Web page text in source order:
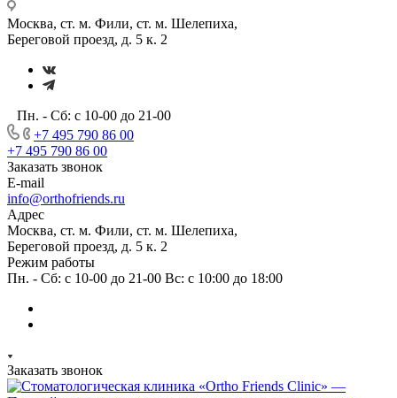
Москва, ст. м. Фили, ст. м. Шелепиха,
Береговой проезд, д. 5 к. 2
Пн. - Сб: с 10-00 до 21-00
+7 495 790 86 00
+7 495 790 86 00
Заказать звонок
E-mail
info@orthofriends.ru
Адрес
Москва, ст. м. Фили, ст. м. Шелепиха,
Береговой проезд, д. 5 к. 2
Режим работы
Пн. - Сб: с 10-00 до 21-00 Вс: c 10:00 до 18:00
Заказать звонок